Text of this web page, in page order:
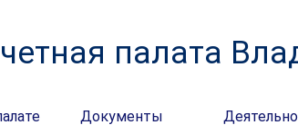
палата
Документы